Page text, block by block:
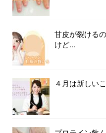
甘皮が裂ける
けど...
４月は新しい